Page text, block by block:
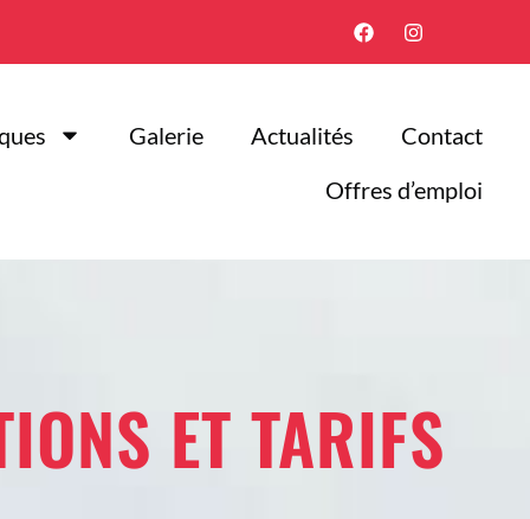
Galerie Actualités
Contact
Offres d’emploi
ET TARIFS